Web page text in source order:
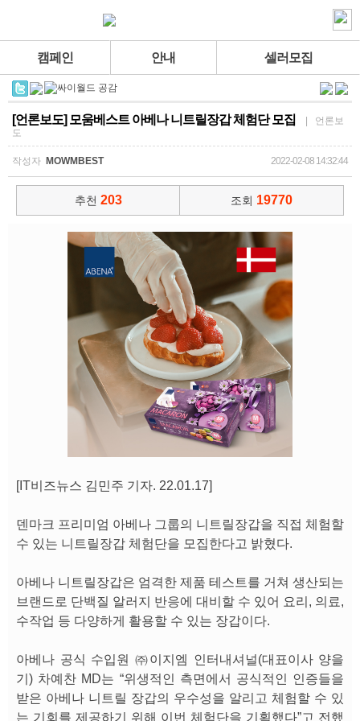
캠페인 안내 셀러모집
[언론보도] 모움베스트 아베나 니트릴장갑 체험단 모집
| 언론보
도
작성자 MOWMBEST 2022-02-08 14:32:44
추천 203 조회 19770
[IT비즈뉴스 김민주 기자. 22.01.17]
덴마크 프리미엄 아베나 그룹의 니트릴장갑을 직접 체험할
수 있는 니트릴장갑 체험단을 모집한다고 밝혔다.
아베나 니트릴장갑은 엄격한 제품 테스트를 거쳐 생산되는
브랜드로 단백질 알러지 반응에 대비할 수 있어 요리, 의료,
수작업 등 다양하게 활용할 수 있는 장갑이다.
아베나 공식 수입원 ㈜이지엠 인터내셔널(대표이사 양을
기) 차예찬 MD는 “위생적인 측면에서 공식적인 인증들을
받은 아베나 니트릴 장갑의 우수성을 알리고 체험할 수 있
는 기회를 제공하기 위해 이번 체험단을 기획했다”고 전했